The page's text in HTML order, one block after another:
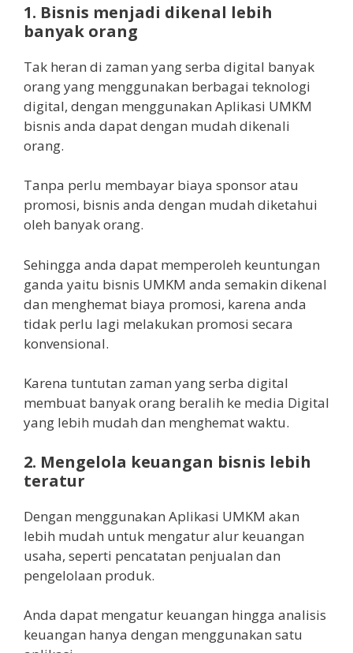
1. Bisnis menjadi dikenal lebih
banyak orang
Tak heran di zaman yang serba digital banyak
orang yang menggunakan berbagai teknologi
digital, dengan menggunakan Aplikasi UMKM
bisnis anda dapat dengan mudah dikenali
orang.
Tanpa perlu membayar biaya sponsor atau
promosi, bisnis anda dengan mudah diketahui
oleh banyak orang.
Sehingga anda dapat memperoleh keuntungan
ganda yaitu bisnis UMKM anda semakin dikenal
dan menghemat biaya promosi, karena anda
tidak perlu lagi melakukan promosi secara
konvensional.
Karena tuntutan zaman yang serba digital
membuat banyak orang beralih ke media Digital
yang lebih mudah dan menghemat waktu.
2. Mengelola keuangan bisnis lebih
teratur
Dengan menggunakan Aplikasi UMKM akan
lebih mudah untuk mengatur alur keuangan
usaha, seperti pencatatan penjualan dan
pengelolaan produk.
Anda dapat mengatur keuangan hingga analisis
keuangan hanya dengan menggunakan satu